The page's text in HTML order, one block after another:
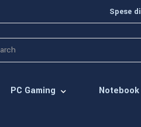
Spese
PC Gaming Notebook